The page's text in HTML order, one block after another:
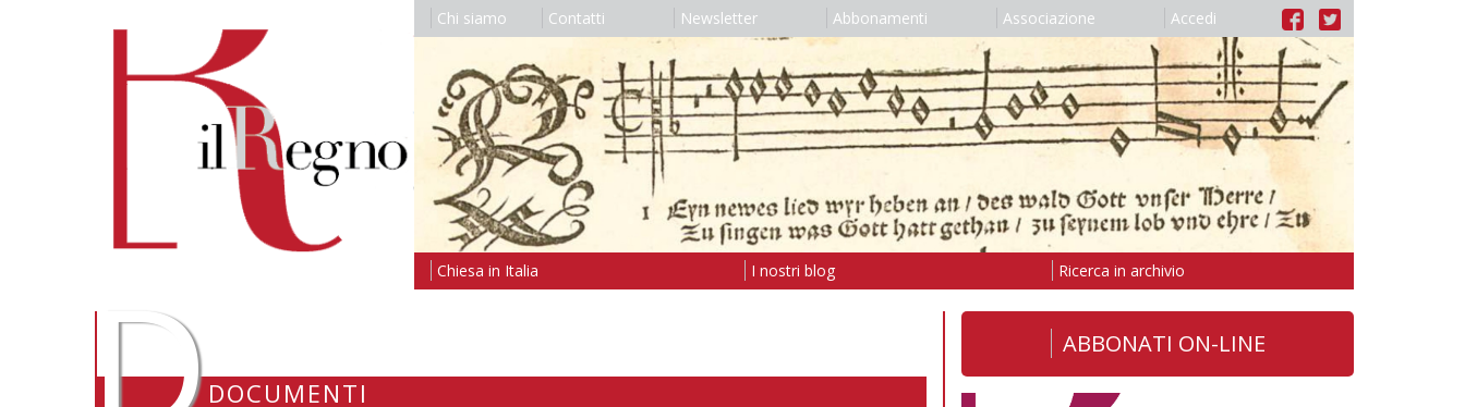
Chi siamo Contatti Newsletter Abbonamenti Associazione Accedi
Chiesa in Italia I nostri blog Ricerca in archivio
DOCUMENTI
ABBONATI ON-LINE